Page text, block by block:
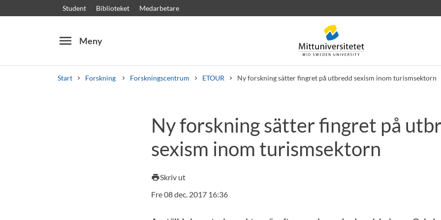
Student Biblioteket Medarbetare
menu Meny
Start Forskning Forskningscentrum ETOUR Ny forskning sätter fingret på utbredd sexism inom turismsektorn
Kursplaner Välkomstbrev PersonalLediga jobb
Ny forskning sätter fingret på
sexism inom turismsektorn
printSkriv ut
Fre 08 dec. 2017 16:36